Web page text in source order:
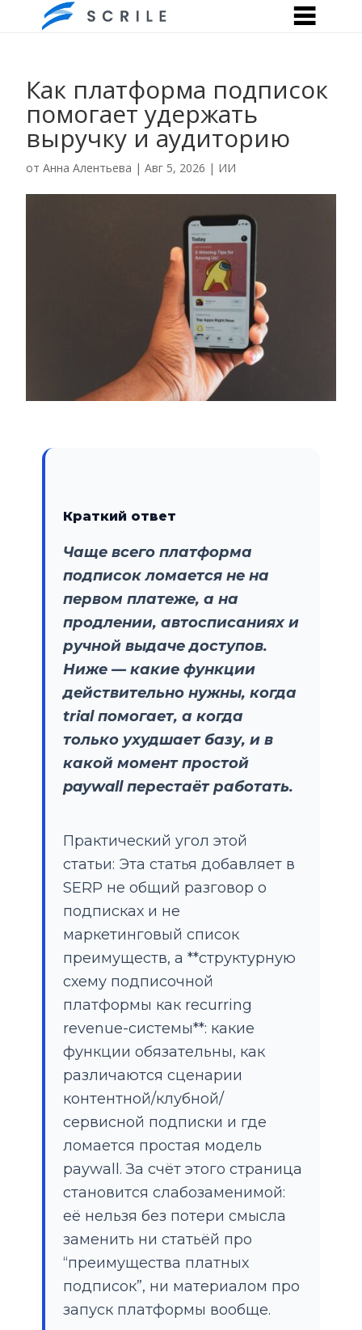
Как платформа подписок
помогает удержать
выручку и аудиторию
от Анна Алентьева | Авг 5, 2026 | ИИ
Краткий ответ
Чаще всего платформа
подписок ломается не на
первом платеже, а на
продлении, автосписаниях и
ручной выдаче доступов.
Ниже — какие функции
действительно нужны, когда
trial помогает, а когда
только ухудшает базу, и в
какой момент простой
paywall перестаёт работать.
Практический угол этой
статьи: Эта статья добавляет в
SERP не общий разговор о
подписках и не
маркетинговый список
преимуществ, а **структурную
схему подписочной
платформы как recurring
revenue-системы**: какие
функции обязательны, как
различаются сценарии
контентной/клубной/
сервисной подписки и где
ломается простая модель
paywall. За счёт этого страница
становится слабозаменимой:
её нельзя без потери смысла
заменить ни статьёй про
“преимущества платных
подписок”, ни материалом про
запуск платформы вообще.